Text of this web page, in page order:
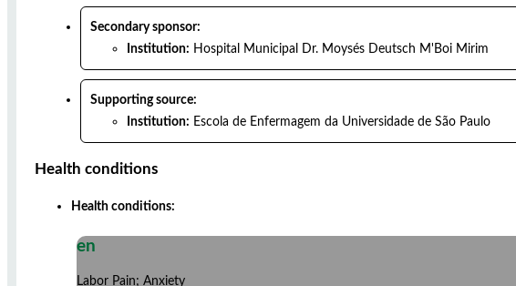
Secondary sponsor:
Institution: Hospital Municipal Dr. Moysés Deutsch M'Boi Mirim
Supporting source:
Institution: Escola de Enfermagem da Universidade de São Paulo
Health conditions
Health conditions:
en
Labor Pain; Anxiety